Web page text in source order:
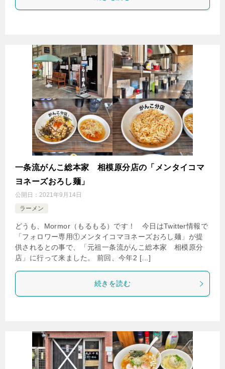
一条流がんこ総本家 相模原分店の「メンタイコマ
ヨネーズおろし麺」
公開日： 2021年9月14日
ラーメン
どうも、Mormor（もるもる）です！ 今日はTwitter情報で
「フォロワー専用①メンタイコマヨネーズおろし麺」が提
供されるとの事で、「元祖一条流がんこ総本家 相模原分
店」に行って来ました。 前回、今年2 […]
続きを読む